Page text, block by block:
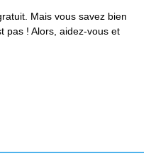
Mais vous savez bien
pas ! Alors, aidez-vous et